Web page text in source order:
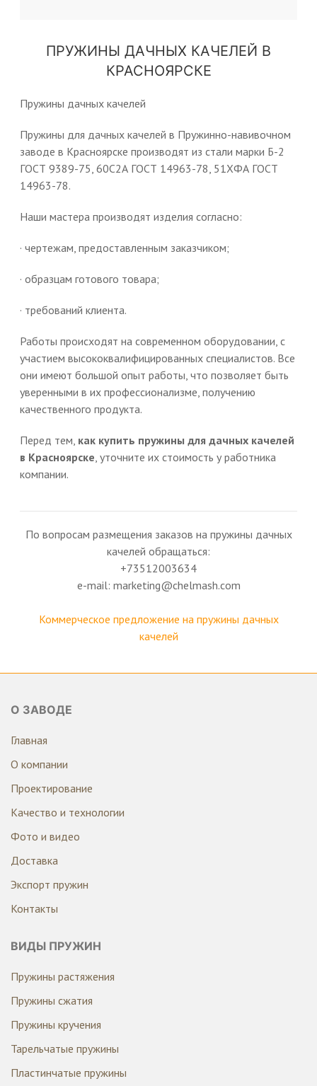
ПРУЖИНЫ ДАЧНЫХ КАЧЕЛЕЙ В
КРАСНОЯРСКЕ
Пружины дачных качелей
Пружины для дачных качелей в Пружинно-навивочном
заводе в Красноярске производят из стали марки Б-2
ГОСТ 9389-75, 60С2А ГОСТ 14963-78, 51ХФА ГОСТ
14963-78.
Наши мастера производят изделия согласно:
· чертежам, предоставленным заказчиком;
· образцам готового товара;
· требований клиента.
Работы происходят на современном оборудовании, с
участием высококвалифицированных специалистов. Все
они имеют большой опыт работы, что позволяет быть
уверенными в их профессионализме, получению
качественного продукта.
Перед тем, как купить пружины для дачных качелей
в Красноярске, уточните их стоимость у работника
компании.
По вопросам размещения заказов на пружины дачных
качелей обращаться:
+73512003634
e-mail: marketing@chelmash.com
Коммерческое предложение на пружины дачных
качелей
О ЗАВОДЕ
Главная
О компании
Проектирование
Качество и технологии
Фото и видео
Доставка
Экспорт пружин
Контакты
ВИДЫ ПРУЖИН
Пружины растяжения
Пружины сжатия
Пружины кручения
Тарельчатые пружины
Пластинчатые пружины